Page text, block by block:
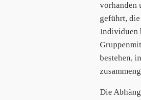
vorhanden
geführt,
Individuen
bestehen,
Die